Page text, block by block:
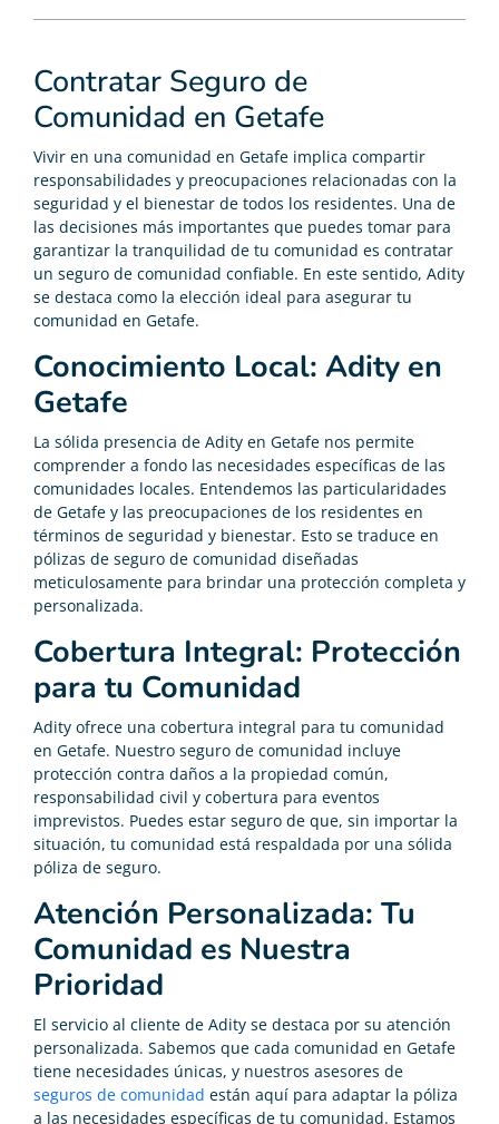
Contratar Seguro de
Comunidad en Getafe
Vivir en una comunidad en Getafe implica compartir
responsabilidades y preocupaciones relacionadas con la
seguridad y el bienestar de todos los residentes. Una de
las decisiones más importantes que puedes tomar para
garantizar la tranquilidad de tu comunidad es contratar
un seguro de comunidad confiable. En este sentido, Adity
se destaca como la elección ideal para asegurar tu
comunidad en Getafe.
Conocimiento Local: Adity en
Getafe
La sólida presencia de Adity en Getafe nos permite
comprender a fondo las necesidades específicas de las
comunidades locales. Entendemos las particularidades
de Getafe y las preocupaciones de los residentes en
términos de seguridad y bienestar. Esto se traduce en
pólizas de seguro de comunidad diseñadas
meticulosamente para brindar una protección completa y
personalizada.
Cobertura Integral: Protección
para tu Comunidad
Adity ofrece una cobertura integral para tu comunidad
en Getafe. Nuestro seguro de comunidad incluye
protección contra daños a la propiedad común,
responsabilidad civil y cobertura para eventos
imprevistos. Puedes estar seguro de que, sin importar la
situación, tu comunidad está respaldada por una sólida
póliza de seguro.
Atención Personalizada: Tu
Comunidad es Nuestra
Prioridad
El servicio al cliente de Adity se destaca por su atención
personalizada. Sabemos que cada comunidad en Getafe
tiene necesidades únicas, y nuestros asesores de
seguros de comunidad están aquí para adaptar la póliza
a las necesidades específicas de tu comunidad. Estamos